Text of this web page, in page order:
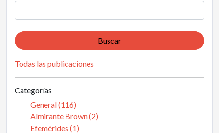
Buscar
Todas las publicaciones
Categorías
General (116)
Almirante Brown (2)
Efemérides (1)